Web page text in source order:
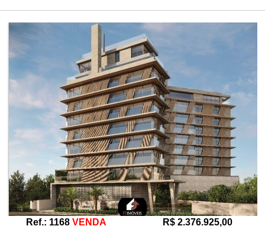
Ref.: 1168 VENDA R$ 2.376.925,00